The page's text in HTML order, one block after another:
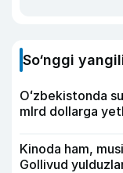
So‘nggi
Oʻzbekistonda
mlrd dollarga
Kinoda ham,
Gollivud